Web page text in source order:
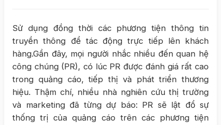
Sử dụng đồng thời các phương tiện thông tin
truyền thông để tác động trực tiếp lên khách
hàng.Gần đây, mọi người nhắc nhiều đến quan hệ
công chúng (PR), có lúc PR được đánh giá rất cao
trong quảng cáo, tiếp thị và phát triển thương
hiệu. Thậm chí, nhiều nhà nghiên cứu thị trường
và marketing đã từng dự báo: PR sẽ lật đổ sự
thống trị của quảng cáo trên các phương tiện